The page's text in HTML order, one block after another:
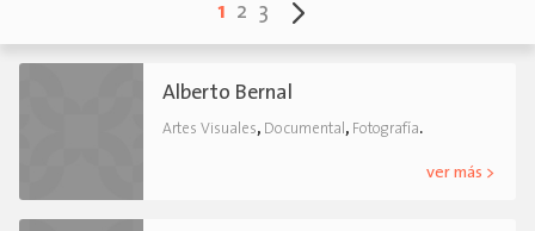
1 2 3
Alberto Bernal
Artes Visuales, Documental , Fotografía.
ver más >